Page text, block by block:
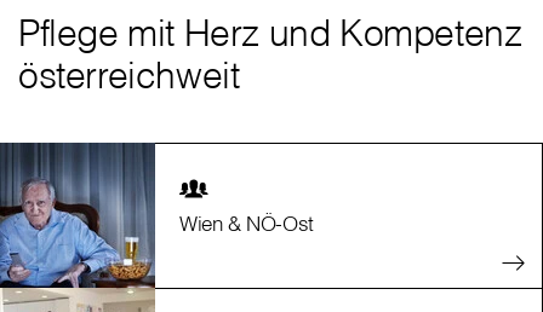
Pflege mit Herz und Kompetenz
österreichweit
Wien & NÖ-Ost